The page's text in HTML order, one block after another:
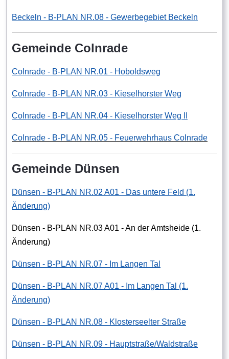
Beckeln - B-PLAN NR.08 - Gewerbegebiet Beckeln
Gemeinde Colnrade
Colnrade - B-PLAN NR.01 - Hoboldsweg
Colnrade - B-PLAN NR.03 - Kieselhorster Weg
Colnrade - B-PLAN NR.04 - Kieselhorster Weg II
Colnrade - B-PLAN NR.05 - Feuerwehrhaus Colnrade
Gemeinde Dünsen
Dünsen - B-PLAN NR.02 A01 - Das untere Feld (1.
Änderung)
Dünsen - B-PLAN NR.03 A01 - An der Amtsheide (1.
Änderung)
Dünsen - B-PLAN NR.07 - Im Langen Tal
Dünsen - B-PLAN NR.07 A01 - Im Langen Tal (1.
Änderung)
Dünsen - B-PLAN NR.08 - Klosterseelter Straße
Dünsen - B-PLAN NR.09 - Hauptstraße/Waldstraße